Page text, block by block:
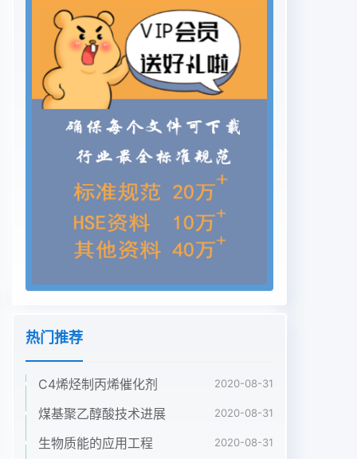
性、运方法。动规律以及电磁场与带电物质之间的相
互作用。所谓类比法,就是在两个(或两类)对象的某些
目前对于大部分高校对应的物理专业,所开设的电相
似相同的现象之间进行对比,由对一个已知对象动力
学其教学内容大体包括五部分:电磁场的基本的认识
导致对另一未知对象的认识,从而建立描述方程、静
电场、静磁场、电磁波的传播与辐射以及狭后一对象
的概念和理论的方法5。这种方法是以义相对论1。
电动力学课程的特点是内容抽象深比较对照为基础进
行推理,利用它们之间的某些奧、公式多且数学推导
繁杂,解题难度大,相对论概属性相似从而推出另一属
性必然相似。从电动力念不易理解。一方面由于课程
自身的特点,另一方学的内容来看,无论静电场与静磁
场、电磁波在真面由于大学扩招以及专业课时压缩的
范类院的概念、公式、原理都存在一定的相似性。所
以在校的物理学专业更是如此。然而,作为教师,有必
教学过程中采用类比法,一方面可以节约课时,另要在
教学过程中,采取合适的方式既能引导学生探外一方
期]2012-09-17中国煤化工[基金项目]阜阳师范学院
热门推荐
C4烯烃制丙烯催化剂 2020-08-31
煤基聚乙醇酸技术进展 2020-08-31
生物质能的应用工程 2020-08-31